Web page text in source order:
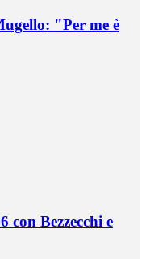
"Per me è
con Bezzecchi e